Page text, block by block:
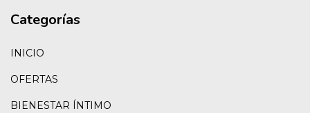
Categorías
INICIO
OFERTAS
BIENESTAR ÍNTIMO